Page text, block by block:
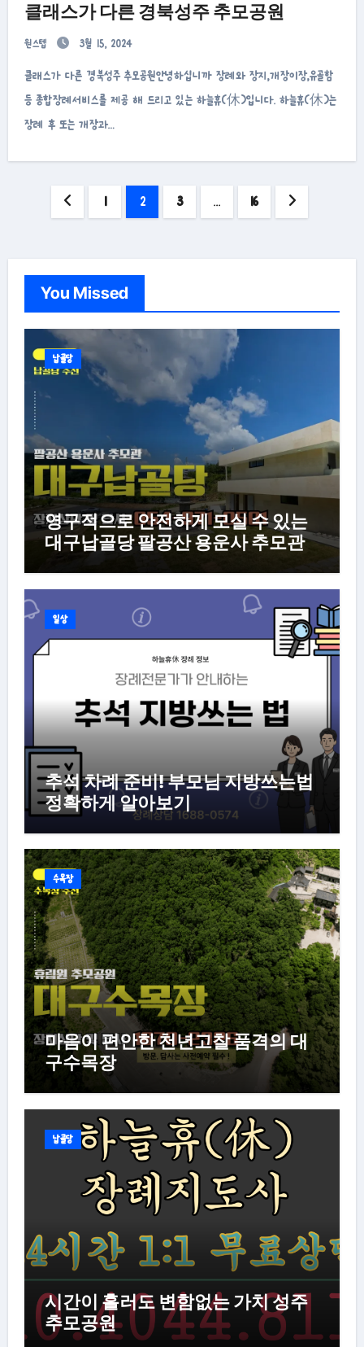
클래스가 다른 경북성주 추모공원
원스텝 3월 15, 2024
클래스가 다른 경북성주 추모공원안녕하십니까 장례와 장지,개장이장,유골함
등 종합장례서비스를 제공 해 드리고 있는 하늘휴(休)입니다. 하늘휴(休)는
장례 후 또는 개장과…
이
매
김
1 2 3 … 16
You Missed
납골당
영구적으로 안전하게 모실 수 있는
대구납골당 팔공산 용운사 추모관
일상
추석 차례 준비! 부모님 지방쓰는법
정확하게 알아보기
수목장
마음이 편안한 천년고찰 품격의 대
구수목장
납골당
시간이 흘러도 변함없는 가치 성주
추모공원